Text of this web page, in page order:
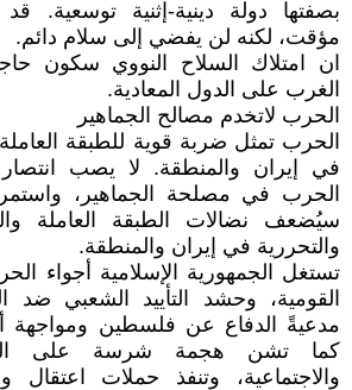
بصفتها دولة دينية-إثنية توسعية.
مؤقت، لكنه لن يفضي إلى سلام دائم.
ان امتلاك السلاح النووي سكون
الغرب على الدول المعادية.
الحرب لاتخدم مصالح الجماهير
الحرب تمثل ضربة قوية للطبقة
في إيران والمنطقة. لا يصب
الحرب في مصلحة الجماهير،
سيُضعف نضالات الطبقة العاملة
والتحررية في إيران والمنطقة.
تستغل الجمهورية الإسلامية أجواء
القومية، وحشد التأييد الشعبي ضد
مدعيةً الدفاع عن فلسطين ومواجهة
كما تشن هجمة شرسة على
والاجتماعية، وتنفذ حملات اعتقال